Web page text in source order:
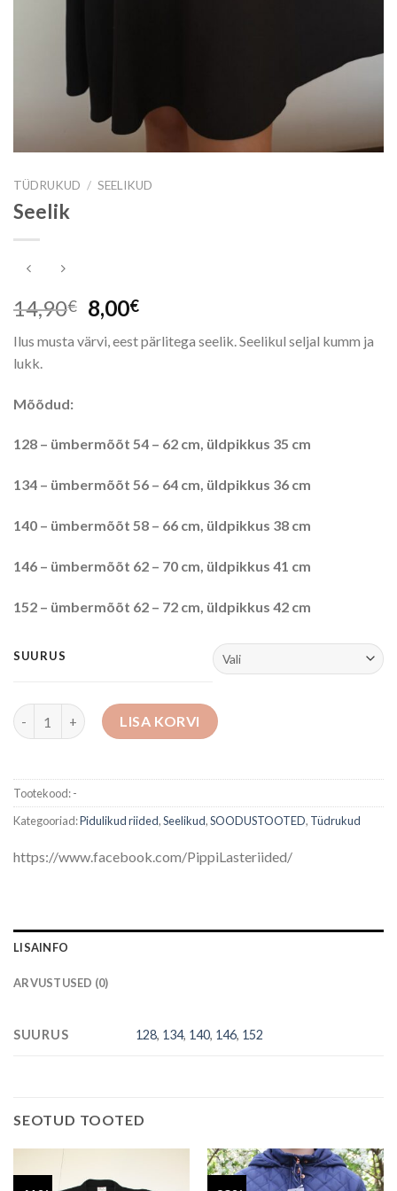
TÜDRUKUD / SEELIKUD
Seelik
14,90€ Algne
hind
oli:
8,00€Praegune
on:
Ilus musta värvi, eest pärlitega seelik. Seelikul seljal kumm ja
lukk.
Mõõdud:
128 – ümbermõõt 54 – 62 cm, üldpikkus 35 cm
134 – ümbermõõt 56 – 64 cm, üldpikkus 36 cm
140 – ümbermõõt 58 – 66 cm, üldpikkus 38 cm
146 – ümbermõõt 62 – 70 cm, üldpikkus 41 cm
152 – ümbermõõt 62 – 72 cm, üldpikkus 42 cm
SUURUS
Seelik kogus LISA KORVI
Tootekood:-
Kategooriad:Pidulikud riided,Seelikud,SOODUSTOOTED, Tüdrukud
https://www.facebook.com/PippiLasteriided/
LISAINFO
ARVUSTUSED (0)
SUURUS 128, 134, 140, 146, 152
SEOTUD TOOTED